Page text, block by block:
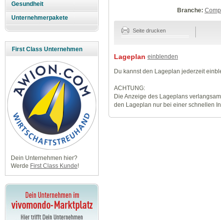
Gesundheit
Unternehmerpakete
First Class Unternehmen
Dein Unternehmen hier?
Werde First Class Kunde!
Branche:
Seite drucken
Lageplan einblenden
Du kannst den Lageplan jederzeit
ACHTUNG:
Die Anzeige des Lageplans
den Lageplan nur bei einer schnellen